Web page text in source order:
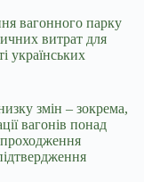
вагонного парку
витрат для
українських
змін – зокрема,
вагонів понад